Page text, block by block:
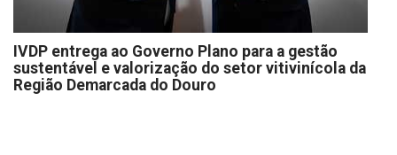
IVDP entrega ao Governo Plano para a gestão
sustentável e valorização do setor vitivinícola da
Região Demarcada do Douro